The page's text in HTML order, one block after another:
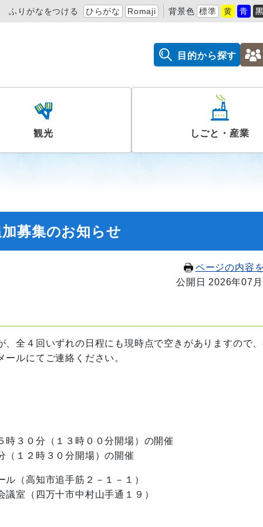
ふりがなをつける ひらがな Romaji 背景色 標準 黄 青
目的から探す
観光 しごと・産業
募集のお知らせ
ページの内容
公開日 2026年07
全４回いずれの日程にも現時点で空きがありますので
ルにてご連絡ください。
０分（１３時００分開場）の開催
２時３０分開場）の開催
（高知市追手筋２－１－１）
（四万十市中村山手通１９）